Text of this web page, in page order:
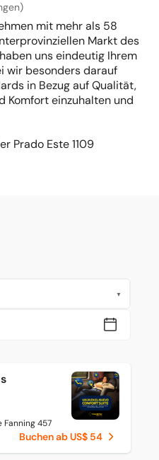
)
mit mehr als 58
Markt des
uns eindeutig Ihrem
wir besonders darauf
in Bezug auf Qualität,
Komfort einzuhalten und
Prado Este 1109
Fanning 457
Buchen ab US$ 54